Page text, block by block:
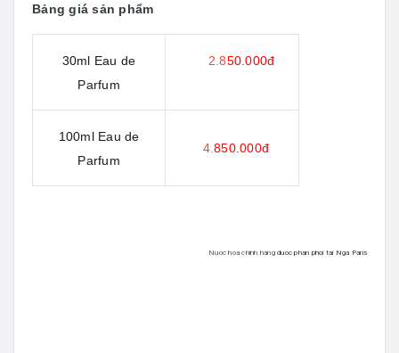
Bảng giá sản phẩm
30ml Eau de
Parfum
2.850.000đ
100ml Eau de
Parfum
4. 850.000đ
Nuoc hoa chinh hangduoc phan phoi tai Nga Paris